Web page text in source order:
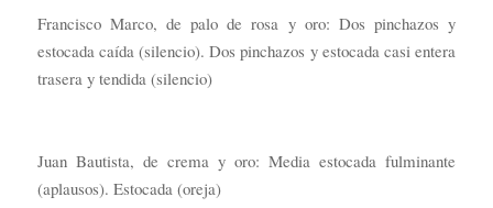
Francisco Marco, de palo de rosa y oro: Dos pinchazos y
estocada caída (silencio). Dos pinchazos y estocada casi entera
trasera y tendida (silencio)
Juan Bautista, de crema y oro: Media estocada fulminante
(aplausos). Estocada (oreja)